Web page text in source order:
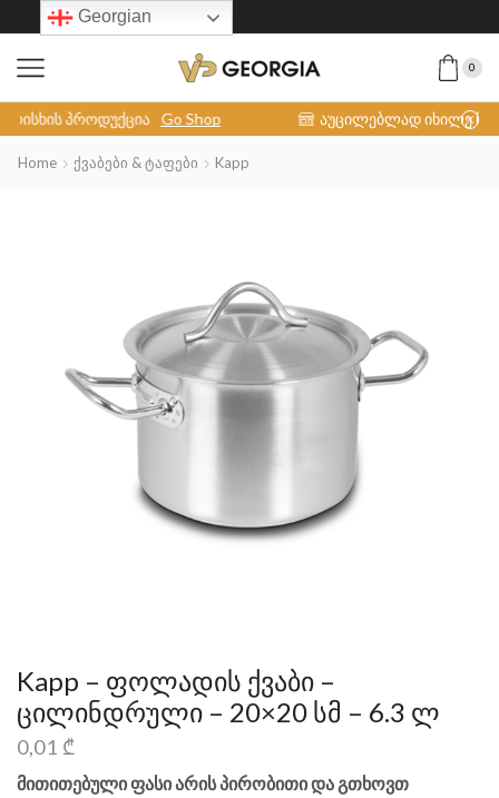
0
აუცილებლად იხილე ჩვენი პროდუქცია VIP INOX-COLLECTION
Home Ქვაბები & Ტაფები Kapp
Kapp – ფოლადის ქვაბი –
ცილინდრული – 20×20 სმ – 6.3 ლ
0,01 ₾
მითითებული ფასი არის პირობითი და გთხოვთ
Georgian